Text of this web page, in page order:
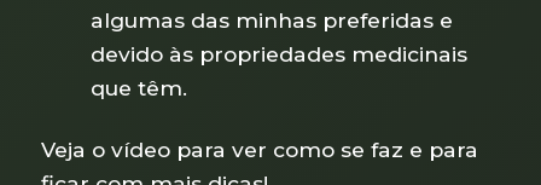
algumas das minhas preferidas e
devido às propriedades medicinais
que têm.
Veja o vídeo para ver como se faz e para